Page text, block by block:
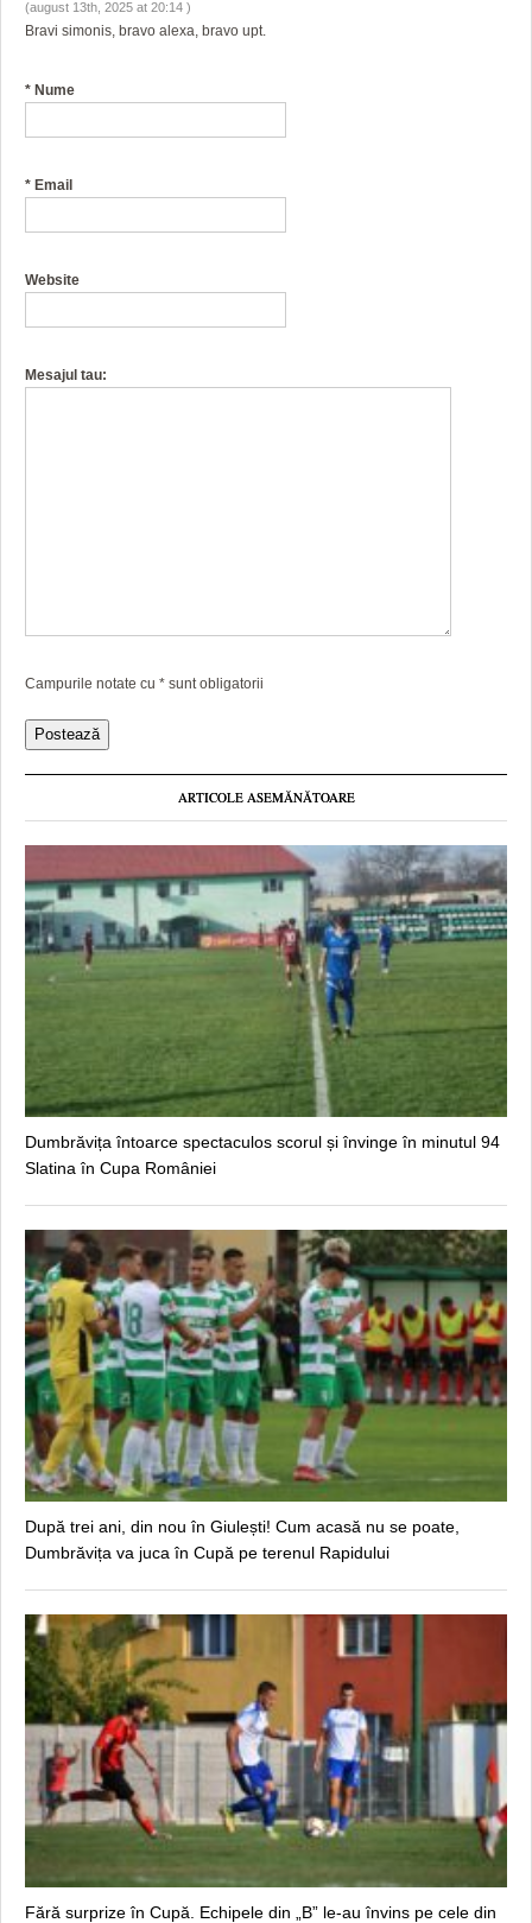
(august 13th, 2025 at 20:14 )
Bravi simonis, bravo alexa, bravo upt.
* Nume
* Email
Website
Mesajul tau:
Campurile notate cu * sunt obligatorii
ARTICOLE ASEMĂNĂTOARE
Dumbrăvița întoarce spectaculos scorul și învinge în minutul 94
Slatina în Cupa României
După trei ani, din nou în Giulești! Cum acasă nu se poate,
Dumbrăvița va juca în Cupă pe terenul Rapidului
Fără surprize în Cupă. Echipele din „B” le-au învins pe cele din